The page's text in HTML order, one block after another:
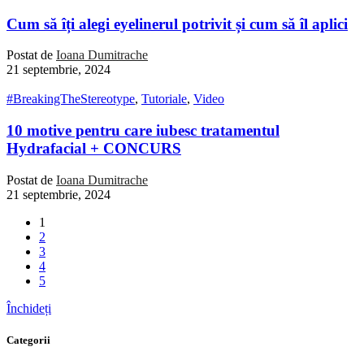
Cum să îți alegi eyelinerul potrivit și cum să îl aplici
Postat de Ioana Dumitrache
21 septembrie, 2024
#BreakingTheStereotype, Tutoriale, Video
10 motive pentru care iubesc tratamentul
Hydrafacial + CONCURS
Postat de Ioana Dumitrache
21 septembrie, 2024
1
2
3
4
5
Închideți
Categorii